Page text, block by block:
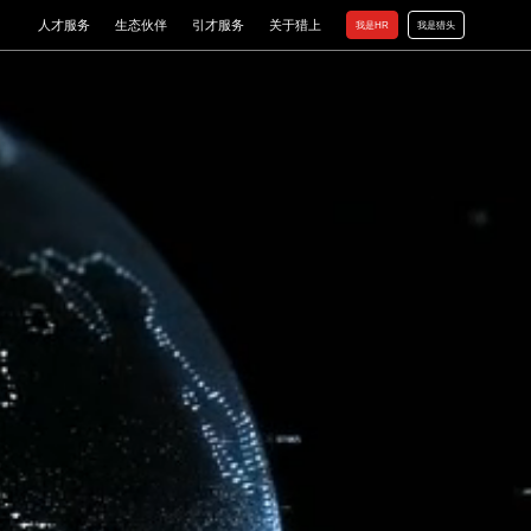
人才服务 生态伙伴 引才服务 关于猎上 我是HR 我是猎头